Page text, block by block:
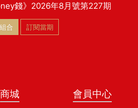
錢》2026年8月號第227期
合 訂閱當期
商城 會員中心